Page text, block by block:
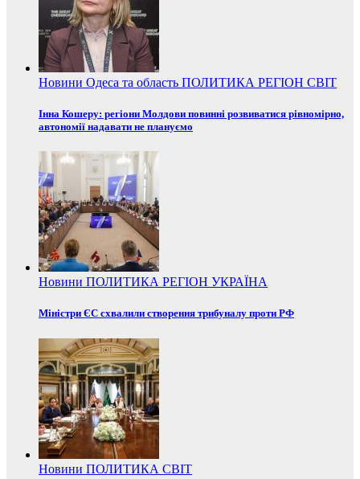
Новини Одеса та область ПОЛИТИКА РЕГІОН СВІТ
Інна Кошеру: регіони Молдови повинні розвиватися рівномірно,
автономії надавати не плануємо
Новини ПОЛИТИКА РЕГІОН УКРАЇНА
Міністри ЄС схвалили створення трибуналу проти РФ
Новини ПОЛИТИКА СВІТ